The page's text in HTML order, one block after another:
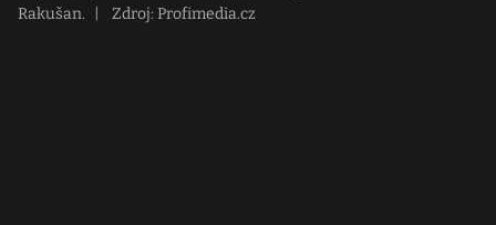
Rakušan.
Zdroj: Profimedia.cz